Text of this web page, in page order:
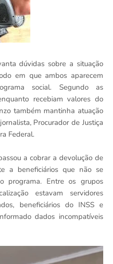
dúvidas sobre a situação
em que ambos aparecem
social. Segundo as
recebiam valores do
também mantinha atuação
Procurador de Justiça
Federal.
a cobrar a devolução de
a beneficiários que não se
programa. Entre os grupos
estavam servidores
beneficiários do INSS e
dados incompatíveis